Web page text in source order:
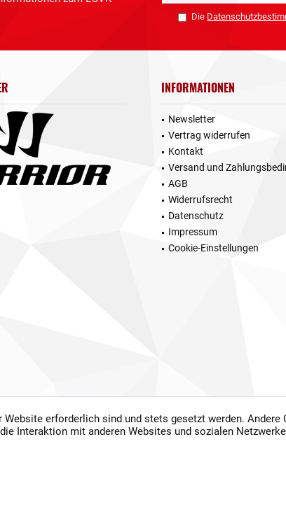
Die
INFORMATIONEN
Newsletter
Vertrag widerrufen
Kontakt
Versand und
AGB
Widerrufsrecht
Datenschutz
Impressum
Cookie-Einstellungen
Mehrwertsteuer zzgl.Versandkostenund ggf. Nachnahmegebühren, wenn
Preise geben die unverbindliche Preisempfehlung des
erforderlich sind und stets gesetzt werden.
Interaktion mit anderen Websites und sozialen